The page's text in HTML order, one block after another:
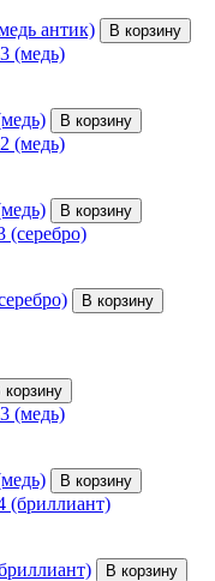
антик)
В корзину
В корзину
В корзину
В корзину
корзину
В корзину
В корзину